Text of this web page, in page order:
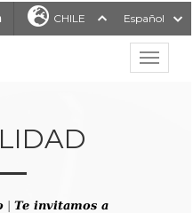
LinkedIn CHILE Español
| Te invitamos a